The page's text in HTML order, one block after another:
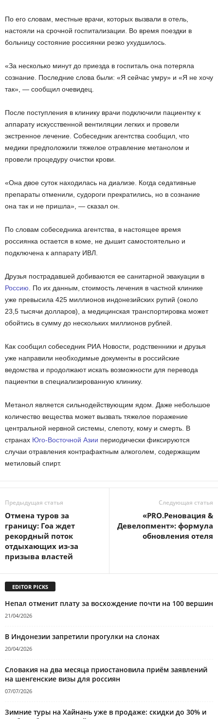
По его словам, местные врачи, которых вызвали в отель,
настояли на срочной госпитализации. Во время поездки в
больницу состояние россиянки резко ухудшилось.
«За несколько минут до приезда в госпиталь она потеряла
сознание. Последние слова были: «Я сейчас умру» и «Я не хочу
так», — сообщил очевидец.
После поступления в клинику врачи подключили пациентку к
аппарату искусственной вентиляции легких и провели
экстренное лечение. Собеседник агентства сообщил, что
медики предположили тяжелое отравление метанолом и
провели процедуру очистки крови.
«Она двое суток находилась на диализе. Когда седативные
препараты отменили, судороги прекратились, но в сознание
она так и не пришла», — сказал он.
По словам собеседника агентства, в настоящее время
россиянка остается в коме, не дышит самостоятельно и
подключена к аппарату ИВЛ.
Друзья пострадавшей добиваются ее санитарной эвакуации в
Россию . По их данным, стоимость лечения в частной клинике
уже превысила 425 миллионов индонезийских рупий (около
23,5 тысячи долларов), а медицинская транспортировка может
обойтись в сумму до нескольких миллионов рублей.
Как сообщил собеседник РИА Новости, родственники и друзья
уже направили необходимые документы в российские
ведомства и продолжают искать возможности для перевода
пациентки в специализированную клинику.
Метанол является сильнодействующим ядом. Даже небольшое
количество вещества может вызвать тяжелое поражение
центральной нервной системы, слепоту, кому и смерть. В
странах Юго-Восточной Азии периодически фиксируются
случаи отравления контрафактным алкоголем, содержащим
метиловый спирт.
Предыдущая статья
Отмена туров за
границу: Гоа ждет
рекордный поток
отдыхающих из-за
призыва властей
Следующая статья
«PRO.Реновация &
Девелопмент»: формула
обновления отеля
EDITOR PICKS
Непал отменит плату за восхождение почти на 100 вершин
21/04/2026
В Индонезии запретили прогулки на слонах
20/04/2026
Словакия на два месяца приостановила приём заявлений
на шенгенские визы для россиян
07/07/2026
Зимние туры на Хайнань уже в продаже: скидки до 30% и